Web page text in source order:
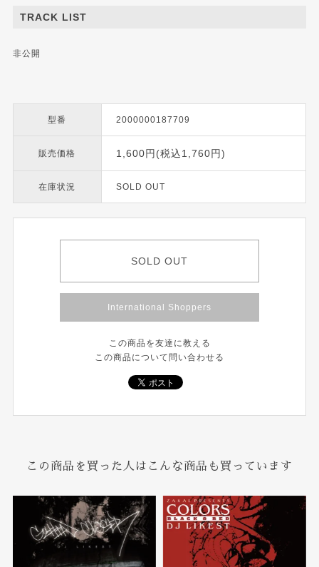
TRACK LIST
非公開
型番 2000000187709
販売価格 1,600円(税込1,760円)
在庫状況 SOLD OUT
SOLD OUT
International Shoppers
この商品を友達に教える
この商品について問い合わせる
この商品を買った人はこんな商品も買っています